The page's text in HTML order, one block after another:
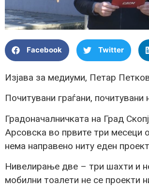
Facebook Twitter
Изјава за медиуми, Петар
Почитувани граѓани, почитувани
Градоначалничката на Град
Арсовска во првите три месеци
нема направено ниту еден
Нивелирање две – три шахти и
мобилни тоалети не се проекти